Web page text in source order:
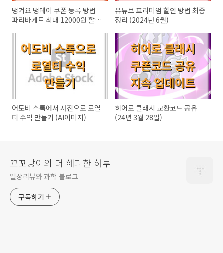
땡겨요 땡데이 쿠폰 등록 방법
파리바게트 최대 12000원 할인
유튜브 프리미엄 할인 방법 최종
정리 (2024년 6월)
어도비 스톡에서 사진으로 로열
티 수익 만들기 (AI이미지)
히어로 클래시 교환코드 공유
(24년 3월 28일)
꼬꼬망이의 더 해피한 하루
일상리뷰와 과학 블로그
구독하기